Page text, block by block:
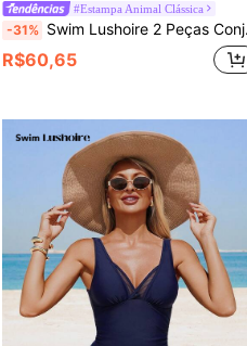
#Estampa Animal Clássica
-31% Swim Lushoire 2 Peças Conjunto de Maiô Feminino de Praia de Verão com Top de Alça Fina com Cordão Preto e Calcinha Estampada de Oncinha
R$60,65